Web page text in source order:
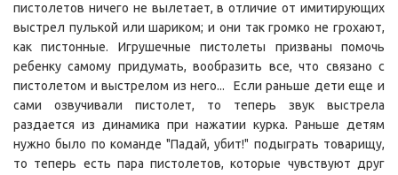
пистолетов ничего не вылетает, в отличие от имитирующих
выстрел пулькой или шариком; и они так громко не грохают,
как пистонные. Игрушечные пистолеты призваны помочь
ребенку самому придумать, вообразить все, что связано с
пистолетом и выстрелом из него... Если раньше дети еще и
сами озвучивали пистолет, то теперь звук выстрела
раздается из динамика при нажатии курка. Раньше детям
нужно было по команде "Падай, убит!" подыграть товарищу,
то теперь есть пара пистолетов, которые чувствуют друг